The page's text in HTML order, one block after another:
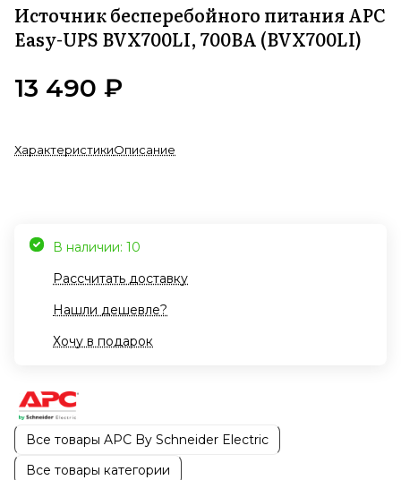
Источник бесперебойного питания APC
Easy-UPS BVX700LI, 700ВA (BVX700LI)
13 490 ₽
ХарактеристикиОписание
В наличии: 10
Рассчитать доставку
Нашли дешевле?
Хочу в подарок
Все товары APC By Schneider Electric
Все товары категории